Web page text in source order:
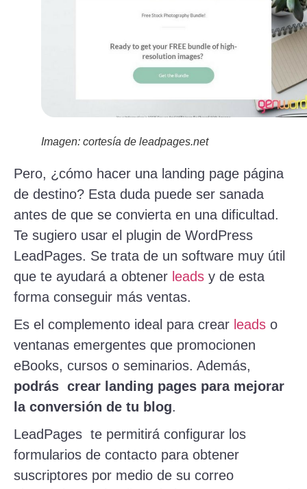
Imagen: cortesía de leadpages.net
Pero, ¿cómo hacer una landing page página
de destino? Esta duda puede ser sanada
antes de que se convierta en una dificultad.
Te sugiero usar el plugin de WordPress
LeadPages. Se trata de un software muy útil
que te ayudará a obtener leads y de esta
forma conseguir más ventas.
Es el complemento ideal para crear leads o
ventanas emergentes que promocionen
eBooks, cursos o seminarios. Además,
podrás crear landing pages para mejorar
la conversión de tu blog.
LeadPages te permitirá configurar los
formularios de contacto para obtener
suscriptores por medio de su correo